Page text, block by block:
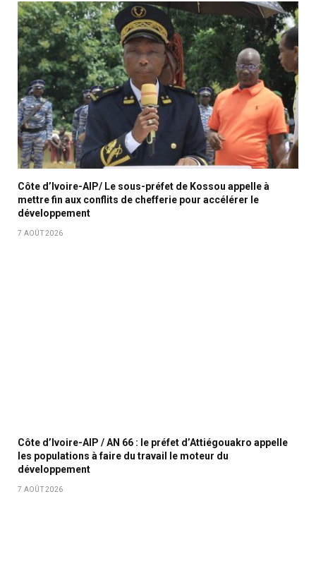
Côte d’Ivoire-AIP/ Le sous-préfet de Kossou appelle à
mettre fin aux conflits de chefferie pour accélérer le
développement
7 AOÛT 2026
Côte d’Ivoire-AIP / AN 66 : le préfet d’Attiégouakro appelle
les populations à faire du travail le moteur du
développement
7 AOÛT 2026